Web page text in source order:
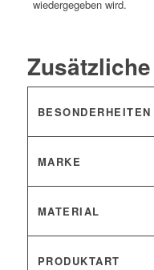
wiedergegeben wird.
BESONDERHEITEN
MARKE
MATERIAL
PRODUKTART